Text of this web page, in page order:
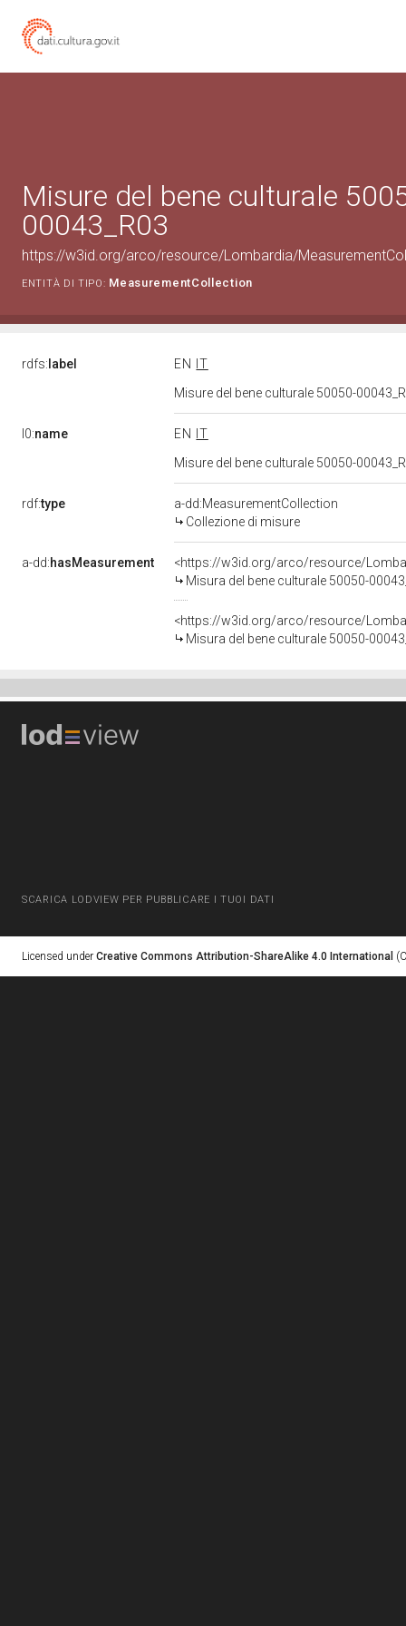
Misure del bene culturale
00043_R03
https://w3id.org/arco/resource/Lombardia/
ENTITÀ DI TIPO: MeasurementCollection
rdfs: label EN
IT
Misure del bene culturale 50050-
l0:name EN
IT
Misure del bene culturale 50050-
rdf:type
a-dd:MeasurementCollection
Collezione di misure
a-dd:hasMeasurement
<https://w3id.org/arco/resource/
Misura del bene culturale 50050-
<https://w3id.org/arco/resource/
Misura del bene culturale 50050-
SCARICA LODVIEW PER PUBBLICARE I TUOI DATI
Licensed under Creative Commons Attribution-ShareAlike 4.0 International